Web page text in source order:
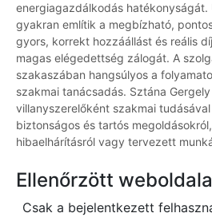
energiagazdálkodás hatékonyságát.
gyakran említik a megbízható,
gyors, korrekt hozzáállást és reális
magas elégedettség zálogát. A
szakaszában hangsúlyos a
szakmai tanácsadás. Sztána
villanyszerelőként szakmai
biztonságos és tartós
hibaelhárításról vagy tervezett
Ellenőrzött
Csak a bejelentkezett